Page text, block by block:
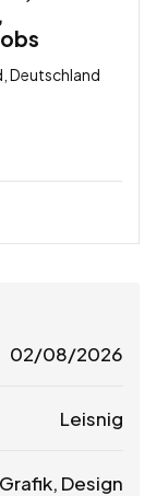
Deutschland
02/08/2026
Leisnig
Grafik, Design